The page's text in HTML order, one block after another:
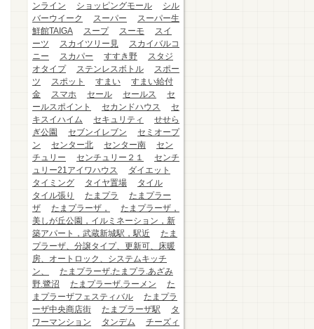
ンライン
ショッピングモール
シル
バーウイーク
スーパー
スーパー生
鮮館TAIGA
スープ スーモ
スイ
ーツ
スカイツリー見
スカイバルコ
ニー
スカパー すすき野
スタジ
オタイプ
ステンレスボトル
スポー
ツ
スポット すまい
すまい給付
金
スマホ セール セールス
セ
ールスポイント
セカンドハウス
セ
キスイハイム
セキュリティ
せせら
ぎ公園
セブンイレブン
セミオープ
ン
センター北 センター南
セン
チュリー
センチュリー２１
センチ
ュリー21アイワハウス
ダイエット
タイミング
タイヤ置場
タイル
タイル張り
たまプラ
たまプラー
ザ
たまプラーザ，
たまプラーザ，
美しが丘公園，イルミネーション，新
築アパート，武蔵新城駅，駅近
たま
プラーザ、分譲タイプ、更新可、床暖
房、オートロック、システムキッチ
ン、
たまプラーザ.たまプラ.あざみ
野.鷺沼
たまプラーザ.ラーメン
た
まプラーザフェスティバル
たまプラ
ーザ中央商店街
たまプラーザ駅
タ
ワーマンション
タンデム
チーズィ